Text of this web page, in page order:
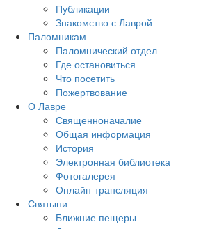
Публикации
Знакомство с Лаврой
Паломникам
Паломнический отдел
Где остановиться
Что посетить
Пожертвование
О Лавре
Священноначалие
Общая информация
История
Электронная библиотека
Фотогалерея
Онлайн-трансляция
Святыни
Ближние пещеры